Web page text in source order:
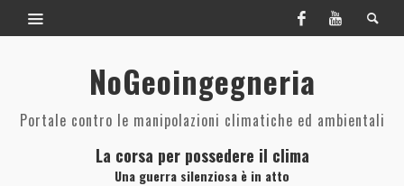
NoGeoingegneria
Portale contro le manipolazioni climatiche ed ambientali
La corsa per possedere il clima
Una guerra silenziosa è in atto